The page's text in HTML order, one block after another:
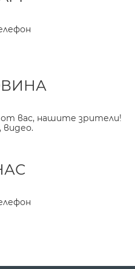
вас, нашите зрители!